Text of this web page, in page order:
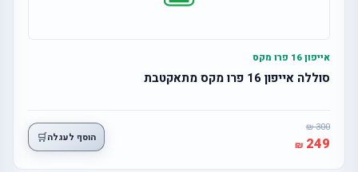
אייפון 16 פרו מקס
סוללה אייפון 16 פרו מקס מתאקטבת
300
249 הוסף לעגלה🛒